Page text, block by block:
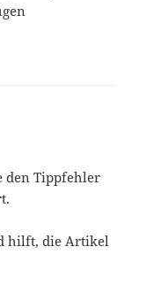
den Tippfehler
hilft, die Artikel